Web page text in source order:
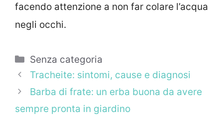
facendo attenzione a non far colare l’acqua
negli occhi.
Categorie
Senza categoria
Tracheite: sintomi, cause e diagnosi
Barba di frate: un erba buona da avere
sempre pronta in giardino